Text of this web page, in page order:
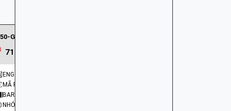
71.703 ₫
ENG: HOLDER COMP | STARTER PINION
MÃ PHỤ TÙNG: 28150-GFM-890
BARCODE: 28150GFM890